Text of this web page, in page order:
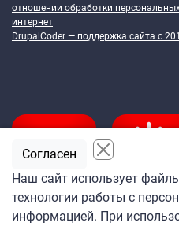
отношении обработки
интернет
DrupalCoder — поддержка сайта c
Подпишитесь
Наш сайт использует
технологии работы с
информацией. При
Согласен